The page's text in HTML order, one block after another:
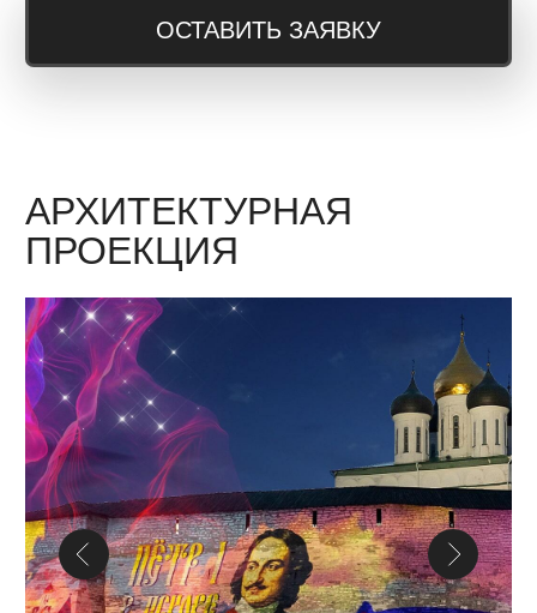
Эти системы позволяют достигать ярких,
четких изображений и реалистичных
объемных эффектов. В результате создаются
Современная технология по созданию
движущихся 3D проекций, которые словно
парят в воздухе. Сначала создается
уникальный 3D-контент, который затем
воспроизводится с помощью проекционных
систем, таких как прозрачные голографические
дисплеи, мини проекторы и специальные
отражающие экраны.